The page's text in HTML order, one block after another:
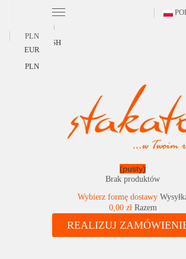
Polski
ENGLISH
PLN
EUR
PLN
(pusty)
Brak produktów
Wybierz formę dostawy
0,00 zł Razem
REALIZUJ